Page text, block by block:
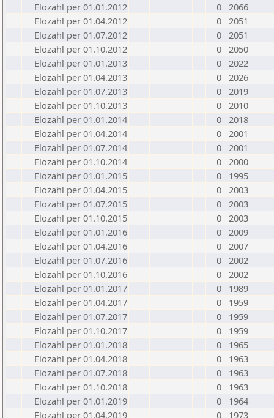
Elozahl per 01.01.2012
0 2066
Elozahl per 01.04.2012
0 2051
Elozahl per 01.07.2012
0 2051
Elozahl per 01.10.2012
0 2050
Elozahl per 01.01.2013
0 2022
Elozahl per 01.04.2013
0 2026
Elozahl per 01.07.2013
0 2019
Elozahl per 01.10.2013
0 2010
Elozahl per 01.01.2014
0 2018
Elozahl per 01.04.2014
0 2001
Elozahl per 01.07.2014
0 2001
Elozahl per 01.10.2014
0 2000
Elozahl per 01.01.2015
0
1995
Elozahl per 01.04.2015
0 2003
Elozahl per 01.07.2015
0 2003
Elozahl per 01.10.2015
0 2003
Elozahl per 01.01.2016
0 2009
Elozahl per 01.04.2016
0 2007
Elozahl per 01.07.2016
0 2002
Elozahl per 01.10.2016
0 2002
Elozahl per 01.01.2017
0
1989
Elozahl per 01.04.2017
0
1959
Elozahl per 01.07.2017
0
1959
Elozahl per 01.10.2017
0
1959
Elozahl per 01.01.2018
0
1965
Elozahl per 01.04.2018
0
1963
Elozahl per 01.07.2018
0
1963
Elozahl per 01.10.2018
0
1963
Elozahl per 01.01.2019
0
1964
Elozahl per 01.04.2019
0
1973